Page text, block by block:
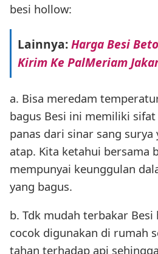
besi hollow:
Lainnya:Harga Besi
Kirim Ke PalMeriam
a. Bisa meredam
bagus Besi ini memiliki
panas dari sinar sang
atap. Kita ketahui bersama
mempunyai keunggulan
yang bagus.
b. Tdk mudah terbakar
cocok digunakan di rumah
tahan terhadap api